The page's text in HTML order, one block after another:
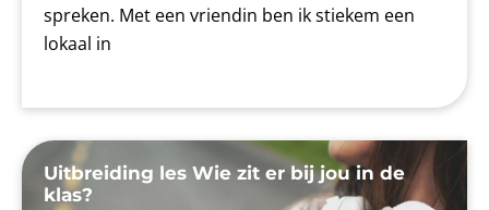
spreken. Met een vriendin ben ik stiekem een
lokaal in
Uitbreiding les Wie zit er bij jou in de
klas?